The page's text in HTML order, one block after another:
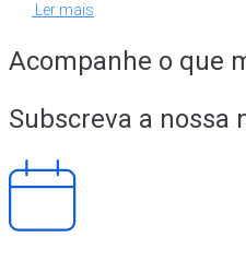
Ler mais
Acompanhe o que
Subscreva a nossa